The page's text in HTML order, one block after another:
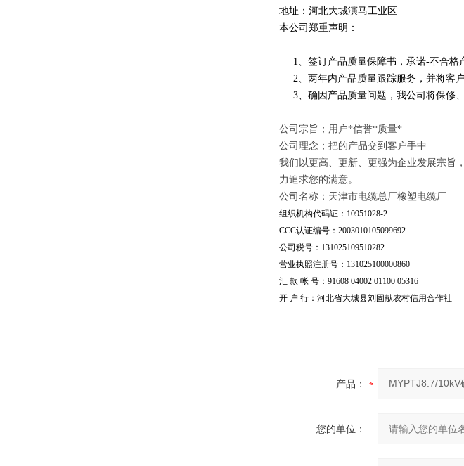
地址：河北大城演马工业区
本公司郑重声明：
1、签订产品质量保障书，承诺-不合格
2、两年内产品质量跟踪服务，并将客户
3、确因产品质量问题，我公司将保修、
公司宗旨；用户*信誉*质量*
公司理念；把的产品交到客户手中
我们以更高、更新、更强为企业发展宗旨
力追求您的满意。
公司名称：天津市电缆总厂橡塑电缆厂
组织机构代码证：10951028-2
CCC认证编号：2003010105099692
公司税号：131025109510282
营业执照注册号：131025100000860
汇 款 帐 号：91608 04002 01100 05316
开 户 行：河北省大城县刘固献农村信用合作社
产品：
您的单位：